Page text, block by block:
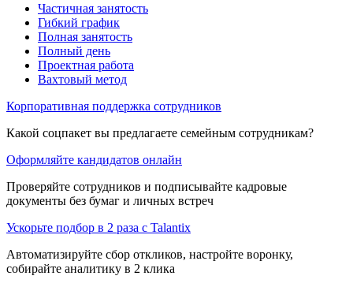
Частичная занятость
Гибкий график
Полная занятость
Полный день
Проектная работа
Вахтовый метод
Корпоративная поддержка сотрудников
Какой соцпакет вы предлагаете семейным сотрудникам?
Оформляйте кандидатов онлайн
Проверяйте сотрудников и подписывайте кадровые
документы без бумаг и личных встреч
Ускорьте подбор в 2 раза с Talantix
Автоматизируйте сбор откликов, настройте воронку,
собирайте аналитику в 2 клика